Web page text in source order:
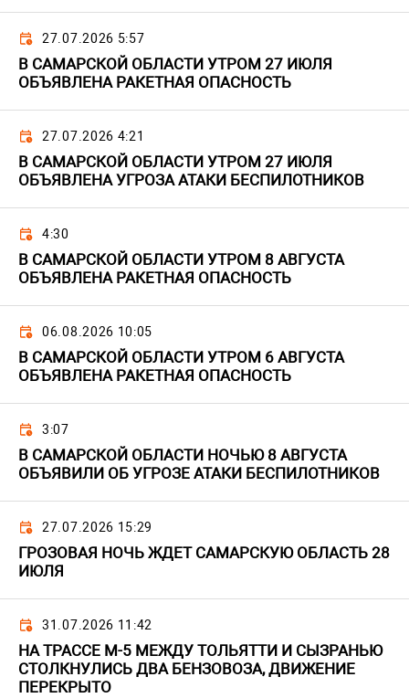
27.07.2026 5:57
В САМАРСКОЙ ОБЛАСТИ УТРОМ 27 ИЮЛЯ
ОБЪЯВЛЕНА РАКЕТНАЯ ОПАСНОСТЬ
27.07.2026 4:21
В САМАРСКОЙ ОБЛАСТИ УТРОМ 27 ИЮЛЯ
ОБЪЯВЛЕНА УГРОЗА АТАКИ БЕСПИЛОТНИКОВ
4:30
В САМАРСКОЙ ОБЛАСТИ УТРОМ 8 АВГУСТА
ОБЪЯВЛЕНА РАКЕТНАЯ ОПАСНОСТЬ
06.08.2026 10:05
В САМАРСКОЙ ОБЛАСТИ УТРОМ 6 АВГУСТА
ОБЪЯВЛЕНА РАКЕТНАЯ ОПАСНОСТЬ
3:07
В САМАРСКОЙ ОБЛАСТИ НОЧЬЮ 8 АВГУСТА
ОБЪЯВИЛИ ОБ УГРОЗЕ АТАКИ БЕСПИЛОТНИКОВ
27.07.2026 15:29
ГРОЗОВАЯ НОЧЬ ЖДЕТ САМАРСКУЮ ОБЛАСТЬ 28
ИЮЛЯ
31.07.2026 11:42
НА ТРАССЕ М-5 МЕЖДУ ТОЛЬЯТТИ И СЫЗРАНЬЮ
СТОЛКНУЛИСЬ ДВА БЕНЗОВОЗА, ДВИЖЕНИЕ
ПЕРЕКРЫТО